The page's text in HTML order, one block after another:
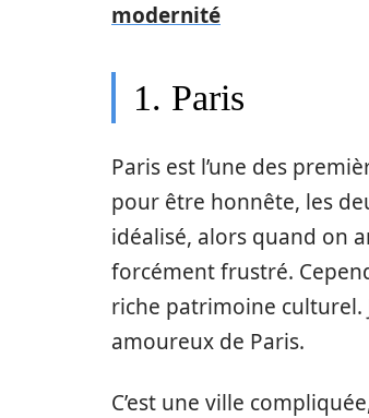
modernité
1. Paris
Paris est l’une des
pour être honnête, les
idéalisé, alors quand on
forcément frustré.
riche patrimoine culturel.
amoureux de Paris.
C’est une ville